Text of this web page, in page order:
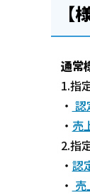
【
通常
1.指
・ 認
・ 売
2.指
・ 認
・ 売